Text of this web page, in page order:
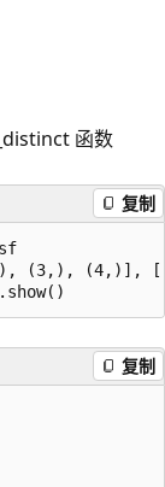
函数
复制
(3,), (4,)],
复制